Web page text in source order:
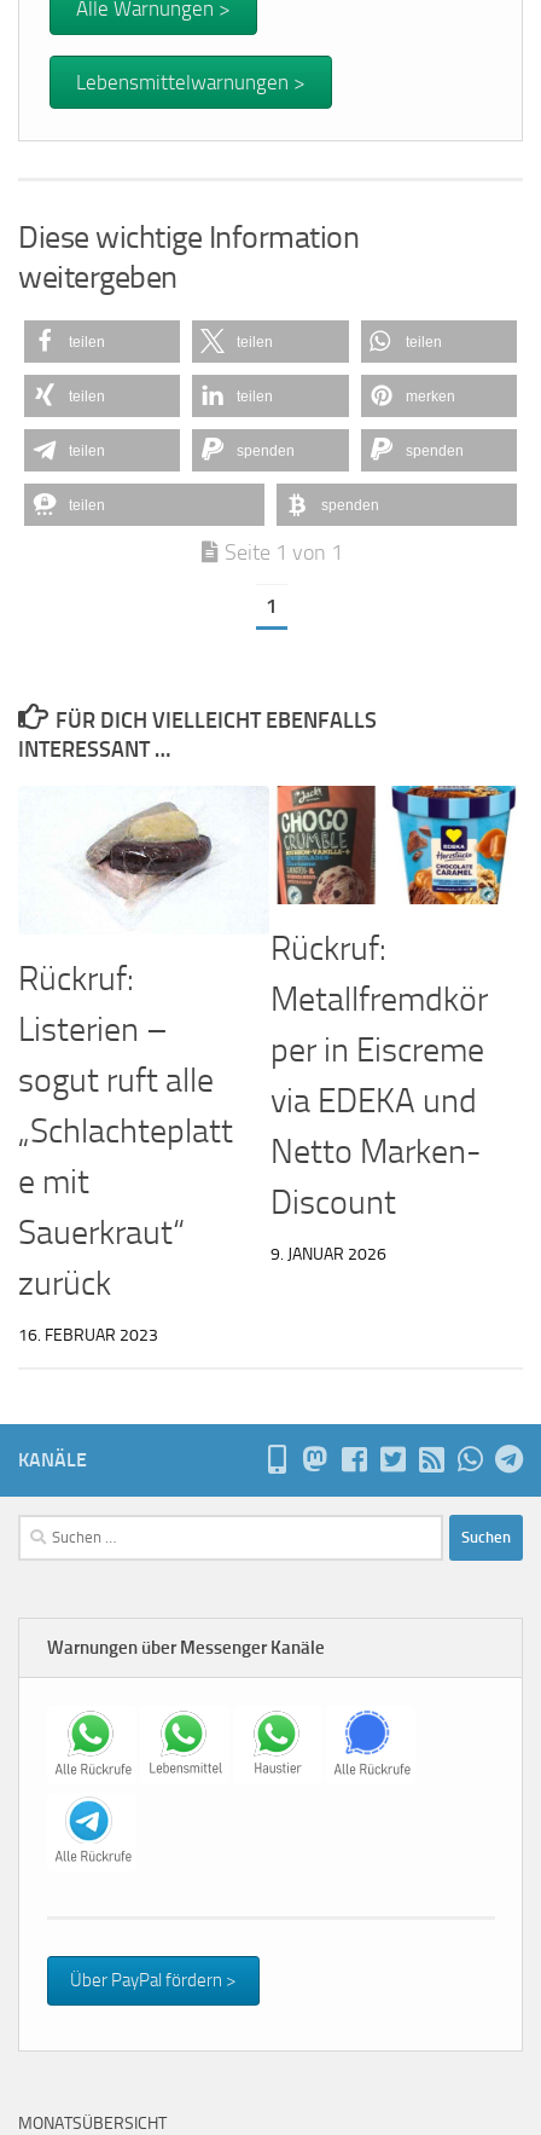
Alle Warnungen >
Lebensmittelwarnungen >
Diese wichtige Information
weitergeben
teilen teilen teilen
teilen teilen merken
teilen spenden spenden
teilen spenden
Seite 1 von 1
1
FÜR DICH VIELLEICHT EBENFALLS
INTERESSANT …
Rückruf:
Listerien –
sogut ruft alle
„Schlachteplatt
e mit
Sauerkraut“
zurück
16. FEBRUAR 2023
Rückruf:
Metallfremdkör
per in Eiscreme
via EDEKA und
Netto Marken-
Discount
9. JANUAR 2026
KANÄLE
Suchen
nach:
Warnungen über Messenger Kanäle
Über PayPal fördern >
MONATSÜBERSICHT